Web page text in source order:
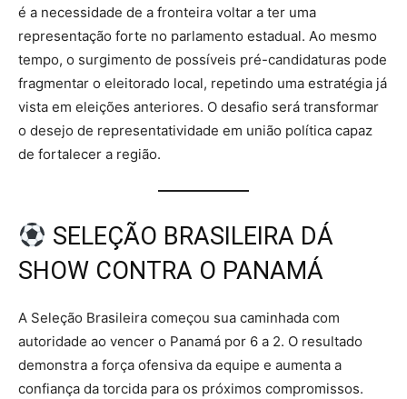
é a necessidade de a fronteira voltar a ter uma
representação forte no parlamento estadual. Ao mesmo
tempo, o surgimento de possíveis pré-candidaturas pode
fragmentar o eleitorado local, repetindo uma estratégia já
vista em eleições anteriores. O desafio será transformar
o desejo de representatividade em união política capaz
de fortalecer a região.
SELEÇÃO BRASILEIRA DÁ
SHOW CONTRA O PANAMÁ
A Seleção Brasileira começou sua caminhada com
autoridade ao vencer o Panamá por 6 a 2. O resultado
demonstra a força ofensiva da equipe e aumenta a
confiança da torcida para os próximos compromissos.